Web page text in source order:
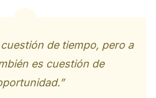
de tiempo, pero a
es cuestión de